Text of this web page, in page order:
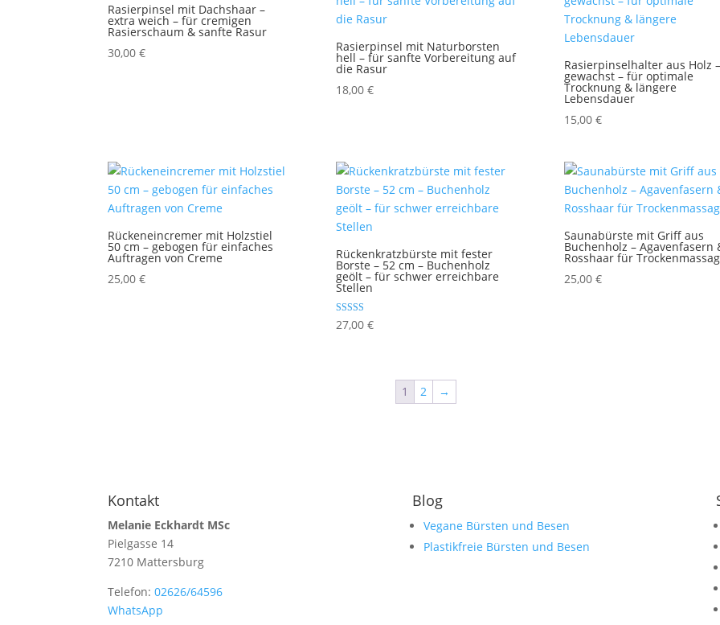
Rasierpinsel mit Dachshaar –
extra weich – für cremigen
Rasierschaum & sanfte Rasur
30,00€ Rasierpinsel mit Naturborsten
hell – für sanfte Vorbereitung auf
die Rasur
18,00 €
Rasierpinselhalter aus Holz –
gewachst – für optimale
Trocknung & längere
Lebensdauer
15,00 €
Rückeneincremer mit Holzstiel
50 cm – gebogen für einfaches
Auftragen von Creme
25,00€
Rückenkratzbürste mit fester
Borste – 52 cm – Buchenholz
geölt – für schwer erreichbare
Stellen
Bewertet mit
5.00
27,00 €
Saunabürste mit Griff aus
Buchenholz – Agavenfasern
Rosshaar für
25,00 €
1 2 →
Kontakt
Melanie Eckhardt MSc
Pielgasse 14
7210 Mattersburg
Telefon:02626/64596
WhatsApp
Blog
Vegane Bürsten und Besen
Plastikfreie Bürsten und Besen